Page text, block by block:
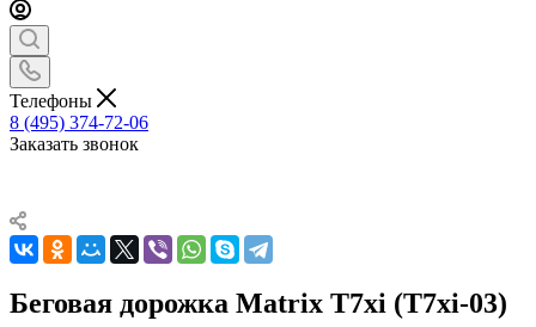
Телефоны
8 (495) 374-72-06
Заказать звонок
Беговая дорожка Matrix T7xi (T7xi-03)